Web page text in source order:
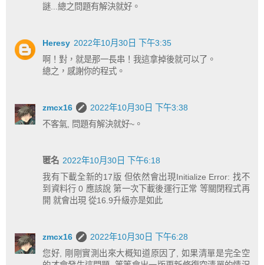
謎...總之問題有解決就好。
Heresy 2022年10月30日 下午3:35
啊！對，就是那一長串！我這拿掉後就可以了。
總之，感謝你的程式。
zmcx16
2022年10月30日 下午3:38
不客氣, 問題有解決就好~。
匿名 2022年10月30日 下午6:18
我有下載全新的17版 但依然會出現Initialize Error: 找不
到資料行 0 應該說 第一次下載後運行正常 等關閉程式再
開 就會出現 從16.9升級亦是如此
zmcx16
2022年10月30日 下午6:28
您好, 剛剛實測出來大概知道原因了, 如果清單是完全空